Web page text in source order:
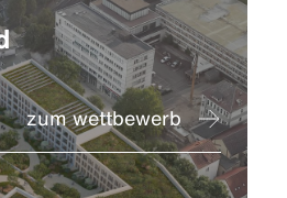
zum wettbewerb